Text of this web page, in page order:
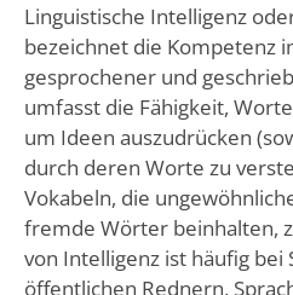
Linguistische Intelligenz
bezeichnet die Kompetenz
gesprochener und
umfasst die Fähigkeit,
um Ideen auszudrücken
durch deren Worte zu
Vokabeln, die
fremde Wörter beinhalten,
von Intelligenz ist häufig bei
öffentlichen Rednern,